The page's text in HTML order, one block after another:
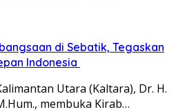
di Sebatik, Tegaskan
Indonesia
Utara (Kaltara), Dr. H.
membuka Kirab…